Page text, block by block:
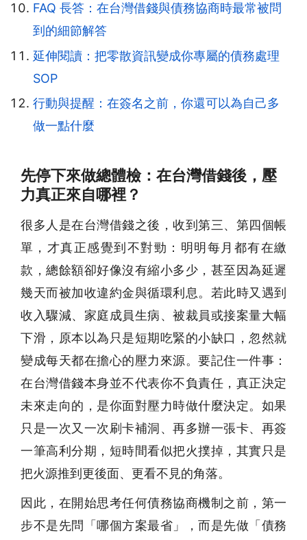
FAQ 長答：在台灣借錢與債務協商時最常被問
到的細節解答
延伸閱讀：把零散資訊變成你專屬的債務處理
SOP
行動與提醒：在簽名之前，你還可以為自己多
做一點什麼
先停下來做總體檢：在台灣借錢後，壓
力真正來自哪裡？
很多人是在台灣借錢之後，收到第三、第四個帳
單，才真正感覺到不對勁：明明每月都有在繳
款，總餘額卻好像沒有縮小多少，甚至因為延遲
幾天而被加收違約金與循環利息。若此時又遇到
收入驟減、家庭成員生病、被裁員或接案量大幅
下滑，原本以為只是短期吃緊的小缺口，忽然就
變成每天都在擔心的壓力來源。要記住一件事：
在台灣借錢本身並不代表你不負責任，真正決定
未來走向的，是你面對壓力時做什麼決定。如果
只是一次又一次刷卡補洞、再多辦一張卡、再簽
一筆高利分期，短時間看似把火撲掉，其實只是
把火源推到更後面、更看不見的角落。
因此，在開始思考任何債務協商機制之前，第一
步不是先問「哪個方案最省」，而是先做「債務